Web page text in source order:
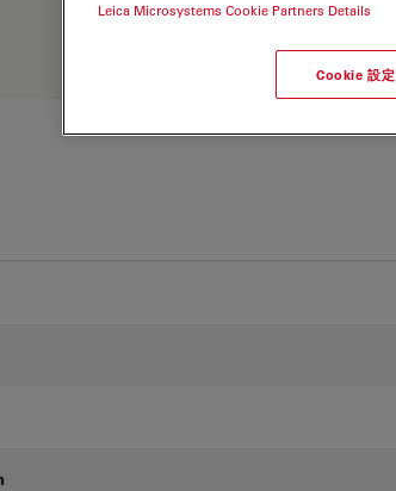
Leica Microsystems Cookie Partners Details
Cookie 設定